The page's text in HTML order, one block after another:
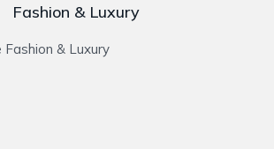
Fashion & Luxury